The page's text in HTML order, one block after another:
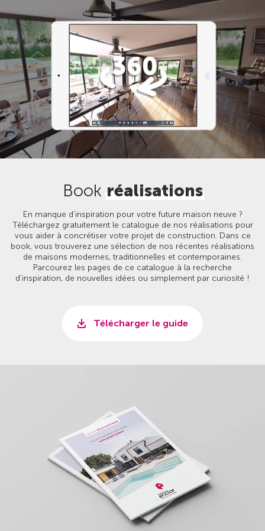
Book réalisations
En manque d’inspiration pour votre future maison neuve ?
Téléchargez gratuitement le catalogue de nos réalisations pour
vous aider à concrétiser votre projet de construction. Dans ce
book, vous trouverez une sélection de nos récentes réalisations
de maisons modernes, traditionnelles et contemporaines.
Parcourez les pages de ce catalogue à la recherche
d'inspiration, de nouvelles idées ou simplement par curiosité !
Télécharger le guide